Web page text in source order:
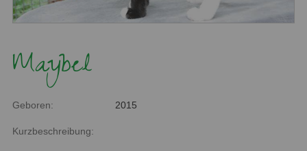
Maybel
Geboren: 2015
Kurzbeschreibung: